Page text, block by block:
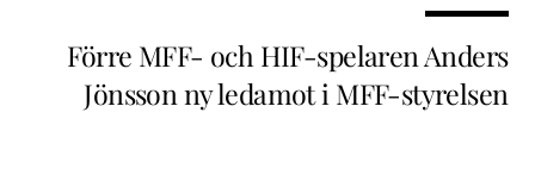
Förre MFF- och HIF-spelaren Anders
Jönsson ny ledamot i MFF-styrelsen